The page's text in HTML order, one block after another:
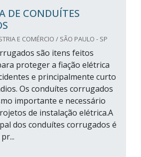
DE CONDUÍTES
E COMÉRCIO / SÃO PAULO - SP
são itens feitos
proteger a fiação elétrica
e principalmente curto
Os conduítes corrugados
importante e necessário
de instalação elétrica.A
dos conduítes corrugados é